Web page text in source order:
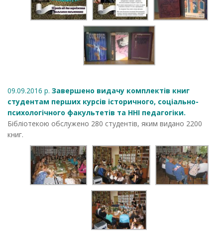
09.09.2016 р. Завершено видачу комплектів книг
студентам перших курсів історичного, соціально-
психологічного факультетів та ННІ педагогіки.
Бібліотекою обслужено 280 студентів, яким видано 2200
книг.